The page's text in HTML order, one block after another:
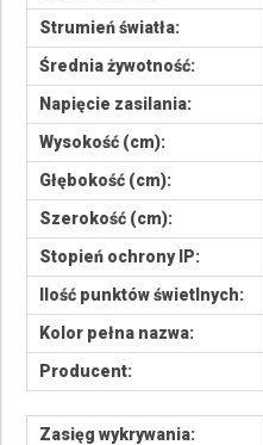
Strumień światła:
Średnia żywotność:
Napięcie zasilania:
Wysokość (cm):
Głębokość (cm):
Szerokość (cm):
Stopień ochrony IP:
Ilość punktów świetlnych:
Kolor pełna nazwa:
Producent:
Zasięg wykrywania: